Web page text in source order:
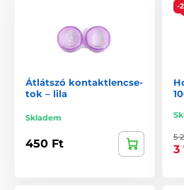
Átlátszó kontaktlencse-
tok – lila
Skladem
450 Ft
-
5
3